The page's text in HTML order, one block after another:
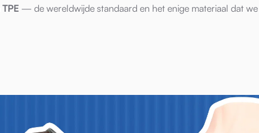
TPE — de wereldwijde standaard en het enige materiaal dat